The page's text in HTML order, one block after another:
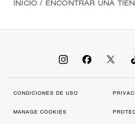
INICIO / ENCONTRAR UNA
CONDICIONES DE USO
MANAGE COOKIES